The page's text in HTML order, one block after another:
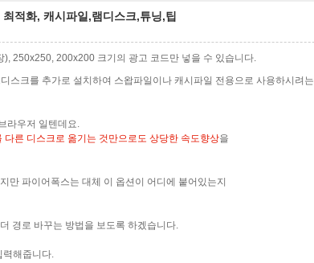
적화, 캐시파일,램디스크,튜닝,팁
250x250, 200x200 크기의 광고 코드만 넣을 수 있습니다.
스크를 추가로 설치하여 스왑파일이나 캐시파일 전용으로 사용하시려는
라우저 일텐데요.
다른 디스크로 옮기는 것만으로도 상당한 속도향상을
만 파이어폭스는 대체 이 옵션이 어디에 붙어있는지
경로 바꾸는 방법을 보도록 하겠습니다.
해줍니다.